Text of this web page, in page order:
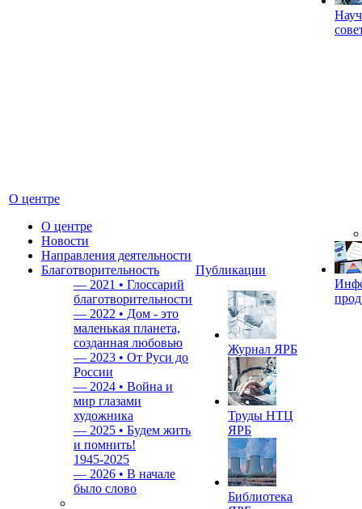
О центре
О центре
Новости
Направления деятельности
Благотворительность
— 2021 • Глоссарий
благотворительности
— 2022 • Дом - это
маленькая планета,
созданная любовью
— 2023 • От Руси до
России
— 2024 • Война и
мир глазами
художника
— 2025 • Будем жить
и помнить!
1945-2025
— 2026 • В начале
было слово
Публикации
Журнал ЯРБ
Труды НТЦ
ЯРБ
Библиотека